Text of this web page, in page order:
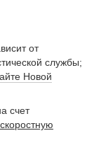
от
службы;
Новой
счет